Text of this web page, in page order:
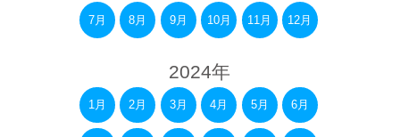
7月 8月 9月 10月 11月 12月
2024年
1月 2月 3月 4月 5月 6月